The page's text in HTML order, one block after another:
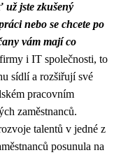
už jste zkušený
nebo se chcete po
vám mají co
i IT společnosti, to
sídlí a rozšiřují své
pracovním
zaměstnanců.
talentů v jedné z
posunula na